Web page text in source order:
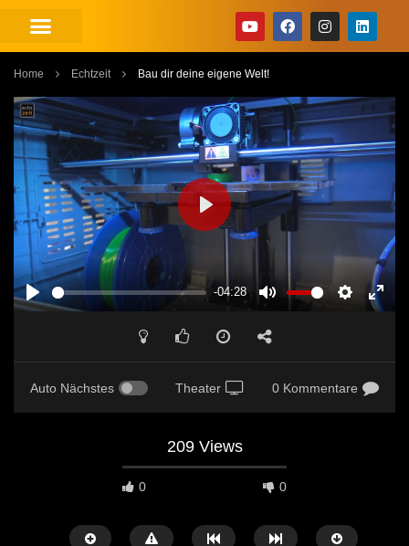
Home Echtzeit Bau dir deine eigene Welt!
PLAY
-04:28
SETTINGS
PLAY
Auto Nächstes Theater 0 Kommentare
209 Views
0 0